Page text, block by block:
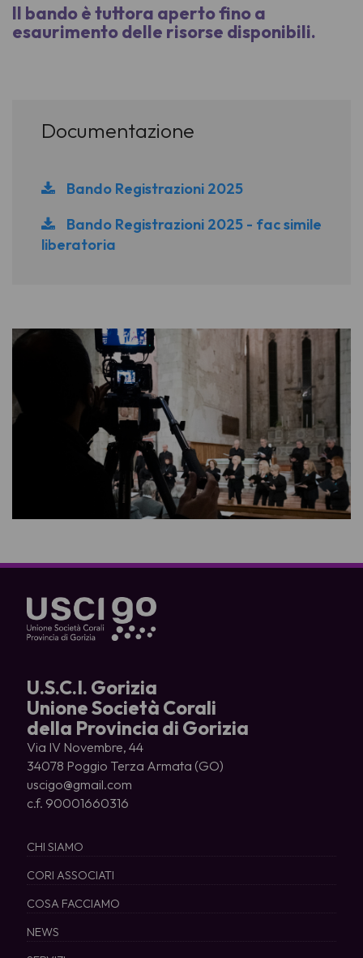
Il bando è tuttora aperto fino a
esaurimento delle risorse disponibili.
Documentazione
Bando Registrazioni 2025
Bando Registrazioni 2025 - fac simile
liberatoria
U.S.C.I. Gorizia
Unione Società Corali
della Provincia di Gorizia
Via IV Novembre, 44
34078 Poggio Terza Armata (GO)
uscigo@gmail.com
c.f. 90001660316
CHI SIAMO
CORI ASSOCIATI
COSA FACCIAMO
NEWS